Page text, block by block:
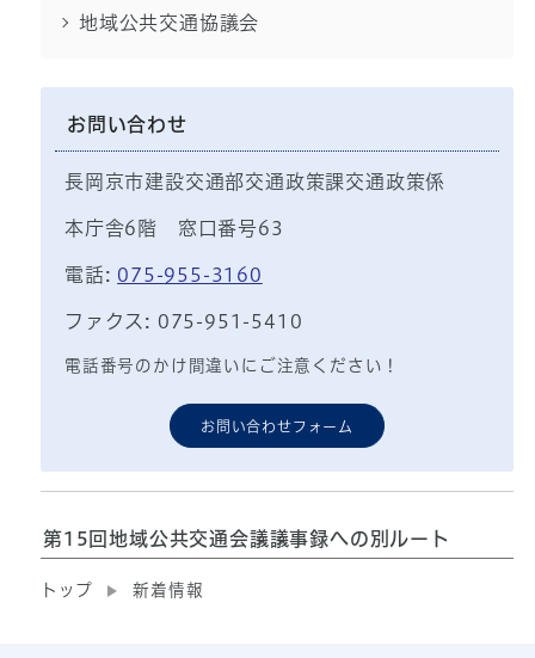
地域公共交通協議会
お問い合わせ
長岡京市建設交通部交通政策課交通政策係
本庁舎6階 窓口番号63
電話: 075-955-3160
ファクス: 075-951-5410
電話番号のかけ間違いにご注意ください！
お問い合わせフォーム
第15回地域公共交通会議議事録への別ルート
トップ 新着情報